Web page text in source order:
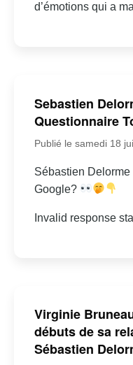
d’émotions qui a
Sebastien
Questionnaire
Publié le samedi 18
Sébastien
Google?
Invalid response
Virginie
débuts de sa
Sébastien